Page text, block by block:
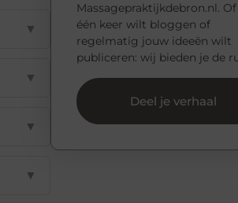
▼
▼
▼
▼
Massagepraktijkdebron.nl.
één keer wilt bloggen of
regelmatig jouw ideeën wilt
publiceren: wij bieden je de
Deel je verhaal